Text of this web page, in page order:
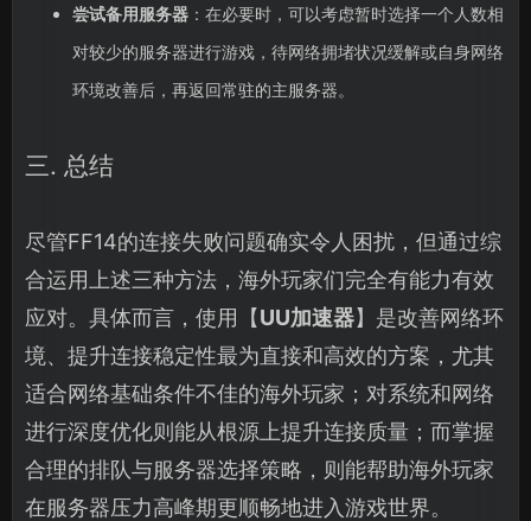
尝试备用服务器：在必要时，可以考虑暂时选择一个人数相
对较少的服务器进行游戏，待网络拥堵状况缓解或自身网络
环境改善后，再返回常驻的主服务器。
三. 总结
尽管FF14的连接失败问题确实令人困扰，但通过综
合运用上述三种方法，海外玩家们完全有能力有效
应对。具体而言，使用【UU加速器】是改善网络环
境、提升连接稳定性最为直接和高效的方案，尤其
适合网络基础条件不佳的海外玩家；对系统和网络
进行深度优化则能从根源上提升连接质量；而掌握
合理的排队与服务器选择策略，则能帮助海外玩家
在服务器压力高峰期更顺畅地进入游戏世界。